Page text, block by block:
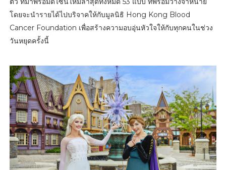
โดยจะนำรายได้ไปบริจาคให้กับมูลนิธิ Hong Kong Blood
Cancer Foundation เพื่อสร้างความอบอุ่นหัวใจให้กับทุกคนในช่วง
วันหยุดครั้งนี้